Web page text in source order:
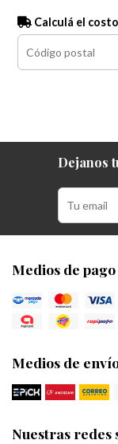
Calculá el
Dejanos
Medios de pago
Medios de
Nuestras redes